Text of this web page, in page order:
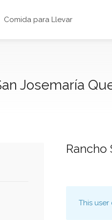
Comida para Llevar
Josemaría
Rancho
This